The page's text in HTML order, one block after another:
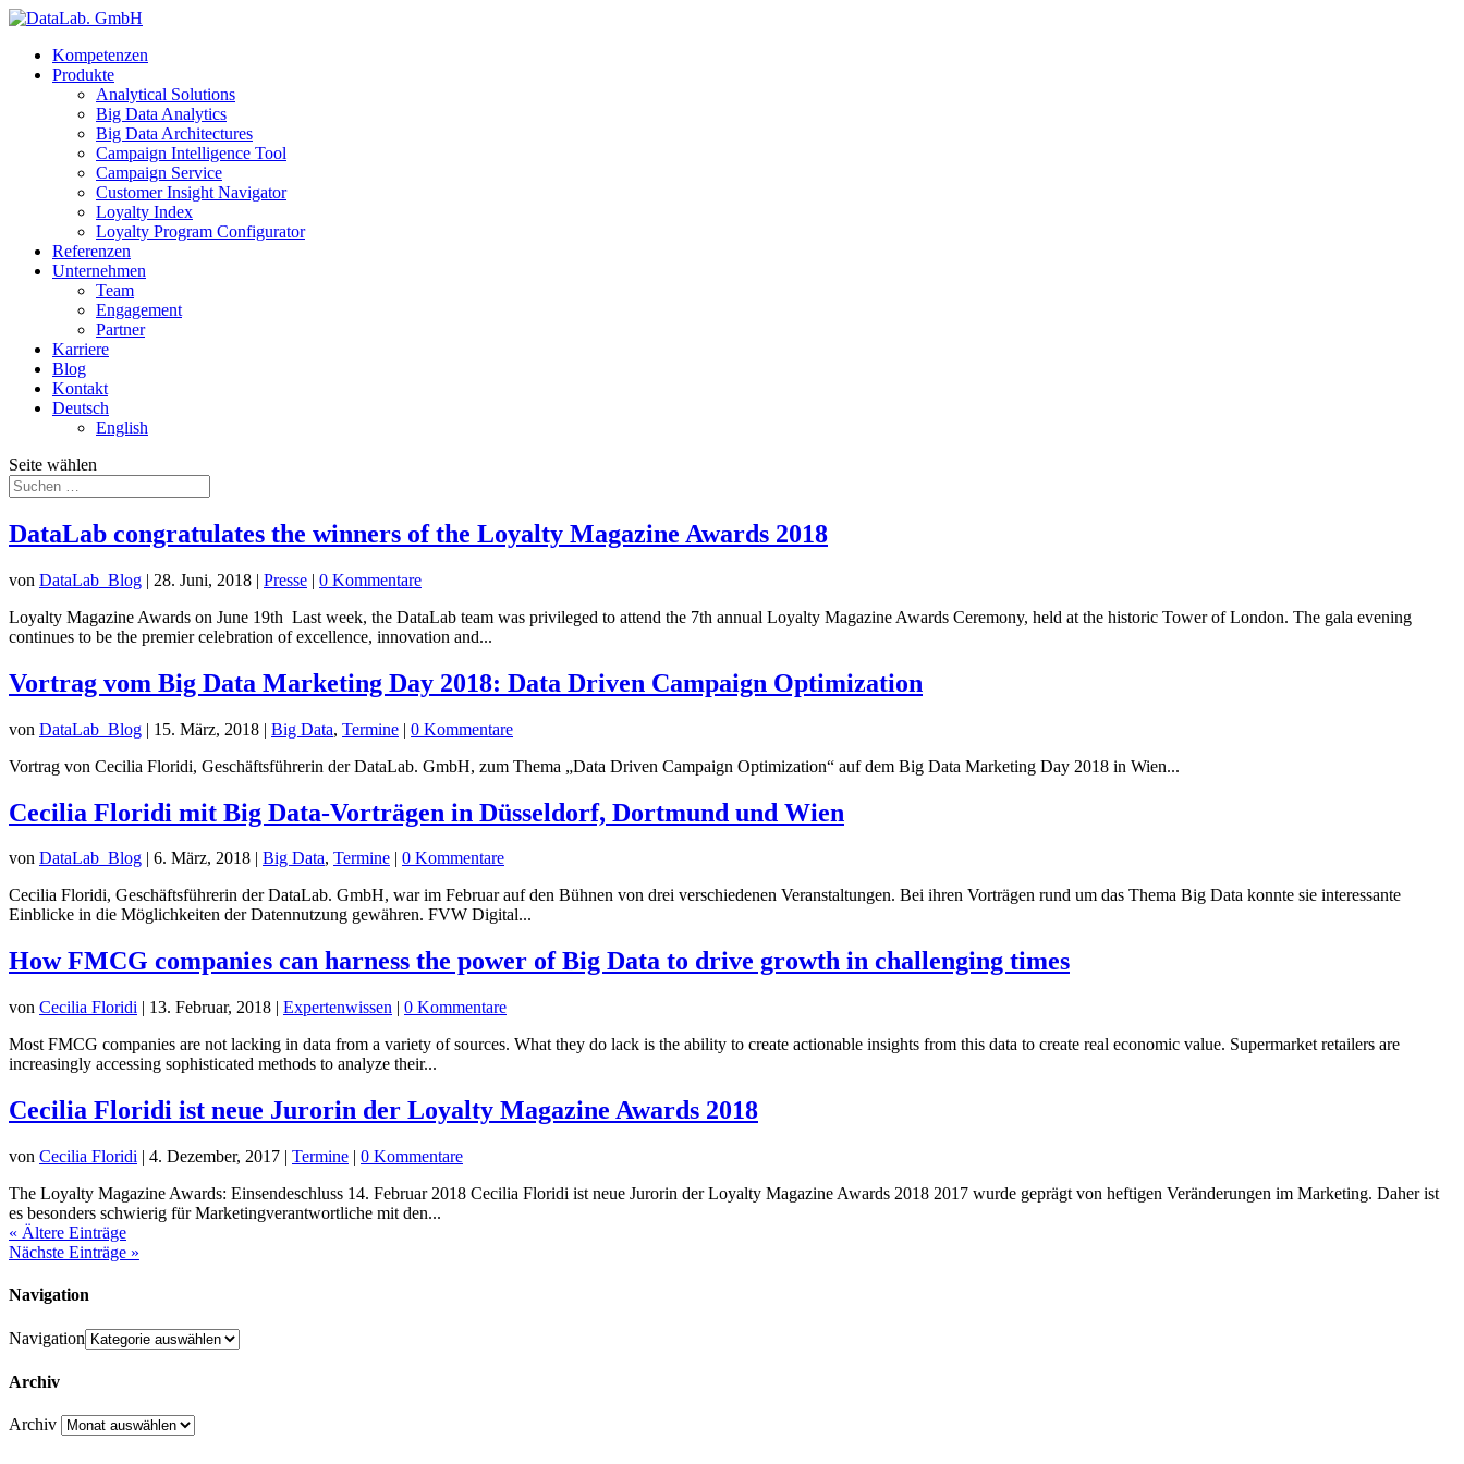
Kompetenzen
Produkte
Analytical Solutions
Big Data Analytics
Big Data Architectures
Campaign Intelligence Tool
Campaign Service
Customer Insight Navigator
Loyalty Index
Loyalty Program Configurator
Referenzen
Unternehmen
Team
Engagement
Partner
Karriere
Blog
Kontakt
Deutsch
English
Seite wählen
DataLab congratulates the winners of the Loyalty Magazine Awards 2018
von DataLab_Blog | 28. Juni, 2018 | Presse | 0 Kommentare
Loyalty Magazine Awards on June 19th Last week, the DataLab team was privileged to attend the 7th annual Loyalty Magazine Awards Ceremony, held at the historic Tower of London. The gala evening
continues to be the premier celebration of excellence, innovation and...
Vortrag vom Big Data Marketing Day 2018: Data Driven Campaign Optimization
von DataLab_Blog | 15. März, 2018 | Big Data, Termine | 0 Kommentare
Vortrag von Cecilia Floridi, Geschäftsführerin der DataLab. GmbH, zum Thema „Data Driven Campaign Optimization“ auf dem Big Data Marketing Day 2018 in Wien...
Cecilia Floridi mit Big Data-Vorträgen in Düsseldorf, Dortmund und Wien
von DataLab_Blog | 6. März, 2018 | Big Data, Termine | 0 Kommentare
Cecilia Floridi, Geschäftsführerin der DataLab. GmbH, war im Februar auf den Bühnen von drei verschiedenen Veranstaltungen. Bei ihren Vorträgen rund um das Thema Big Data konnte sie interessante
Einblicke in die Möglichkeiten der Datennutzung gewähren. FVW Digital...
How FMCG companies can harness the power of Big Data to drive growth in challenging times
von Cecilia Floridi | 13. Februar, 2018 | Expertenwissen | 0 Kommentare
Most FMCG companies are not lacking in data from a variety of sources. What they do lack is the ability to create actionable insights from this data to create real economic value. Supermarket retailers are
increasingly accessing sophisticated methods to analyze their...
Cecilia Floridi ist neue Jurorin der Loyalty Magazine Awards 2018
von Cecilia Floridi | 4. Dezember, 2017 | Termine | 0 Kommentare
The Loyalty Magazine Awards: Einsendeschluss 14. Februar 2018 Cecilia Floridi ist neue Jurorin der Loyalty Magazine Awards 2018 2017 wurde geprägt von heftigen Veränderungen im Marketing. Daher ist
es besonders schwierig für Marketingverantwortliche mit den...
« Ältere Einträge
Nächste Einträge »
Navigation
Navigation
Archiv
Archiv